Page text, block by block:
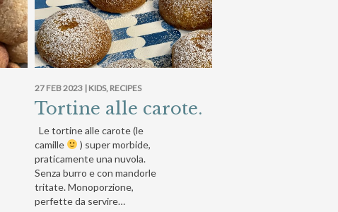
27 FEB 2023 | KIDS, RECIPES
Tortine alle carote.
Le tortine alle carote (le
camille
) super morbide,
praticamente una nuvola.
Senza burro e con mandorle
tritate. Monoporzione,
perfette da servire…